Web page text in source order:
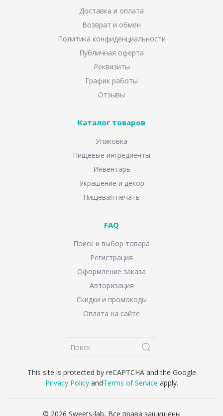
Доставка и оплата
Возврат и обмен
Политика конфиденциальности
Публичная оферта
Реквизиты
График работы
Отзывы
Каталог товаров
Упаковка
Пищевые ингредиенты
Инвентарь
Украшение и декор
Пищевая печать
FAQ
Поиск и выбор товара
Регистрация
Оформление заказа
Авторизация
Скидки и промокоды
Оплата на сайте
This site is protected by reCAPTCHA and the Google
Privacy PolicyandTerms of Service apply.
© 2026 Sweets-lab, Все права защищены